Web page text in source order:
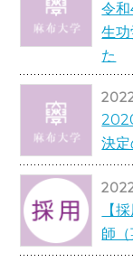
令
生
た
決
【
師